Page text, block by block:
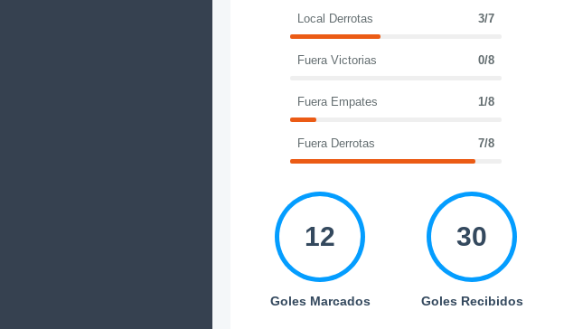
Local Derrotas 3/7
Fuera Victorias 0/8
Fuera Empates 1/8
Fuera Derrotas 7/8
12
Goles Marcados
30
Goles Recibidos